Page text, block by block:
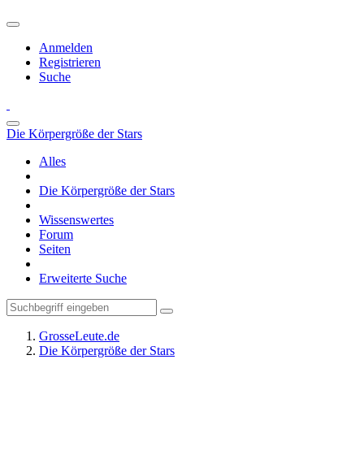
Anmelden
Registrieren
Suche
Die Körpergröße der Stars
Alles
Die Körpergröße der Stars
Wissenswertes
Forum
Seiten
Erweiterte Suche
GrosseLeute.de
Die Körpergröße der Stars